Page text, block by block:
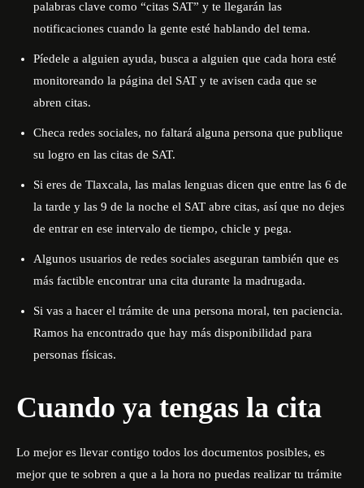
palabras clave como “citas SAT” y te llegarán las
notificaciones cuando la gente esté hablando del tema.
Píedele a alguien ayuda, busca a alguien que cada hora esté
monitoreando la página del SAT y te avisen cada que se
abren citas.
Checa redes sociales, no faltará alguna persona que publique
su logro en las citas de SAT.
Si eres de Tlaxcala, las malas lenguas dicen que entre las 6 de
la tarde y las 9 de la noche el SAT abre citas, así que no dejes
de entrar en ese intervalo de tiempo, chicle y pega.
Algunos usuarios de redes sociales aseguran también que es
más factible encontrar una cita durante la madrugada.
Si vas a hacer el trámite de una persona moral, ten paciencia.
Ramos ha encontrado que hay más disponibilidad para
personas físicas.
Cuando ya tengas la cita
Lo mejor es llevar contigo todos los documentos posibles, es
mejor que te sobren a que a la hora no puedas realizar tu trámite